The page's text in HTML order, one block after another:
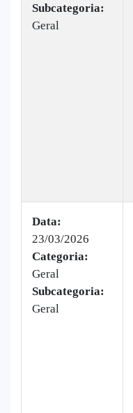
Subcategoria:
Geral
Data:
23/03/2026
Categoria:
Geral
Subcategoria:
Geral